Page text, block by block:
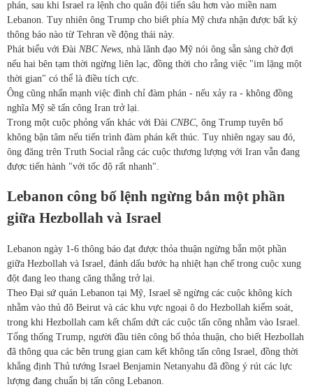
phán, sau khi Israel ra lệnh cho quân đội tiến sâu hơn vào miền nam
Lebanon. Tuy nhiên ông Trump cho biết phía Mỹ chưa nhận được bất kỳ
thông báo nào từ Tehran về động thái này.
Phát biểu với Đài NBC News , nhà lãnh đạo Mỹ nói ông sẵn sàng chờ đợi
nếu hai bên tạm thời ngừng liên lạc, đồng thời cho rằng việc "im lặng một
thời gian" có thể là điều tích cực.
Ông cũng nhấn mạnh việc đình chỉ đàm phán - nếu xảy ra - không đồng
nghĩa Mỹ sẽ tấn công Iran trở lại.
Trong một cuộc phỏng vấn khác với Đài CNBC, ông Trump tuyên bố
không bận tâm nếu tiến trình đàm phán kết thúc. Tuy nhiên ngay sau đó,
ông đăng trên Truth Social rằng các cuộc thương lượng với Iran vẫn đang
được tiến hành "với tốc độ rất nhanh".
Lebanon công bố lệnh ngừng bắn một phần
giữa Hezbollah và Israel
Lebanon ngày 1-6 thông báo đạt được thỏa thuận ngừng bắn một phần
giữa Hezbollah và Israel, đánh dấu bước hạ nhiệt hạn chế trong cuộc xung
đột đang leo thang căng thẳng trở lại.
Theo Đại sứ quán Lebanon tại Mỹ, Israel sẽ ngừng các cuộc không kích
nhằm vào thủ đô Beirut và các khu vực ngoại ô do Hezbollah kiểm soát,
trong khi Hezbollah cam kết chấm dứt các cuộc tấn công nhằm vào Israel.
Tổng thống Trump, người đầu tiên công bố thỏa thuận, cho biết Hezbollah
đã thông qua các bên trung gian cam kết không tấn công Israel, đồng thời
khẳng định Thủ tướng Israel Benjamin Netanyahu đã đồng ý rút các lực
lượng đang chuẩn bị tấn công Lebanon.